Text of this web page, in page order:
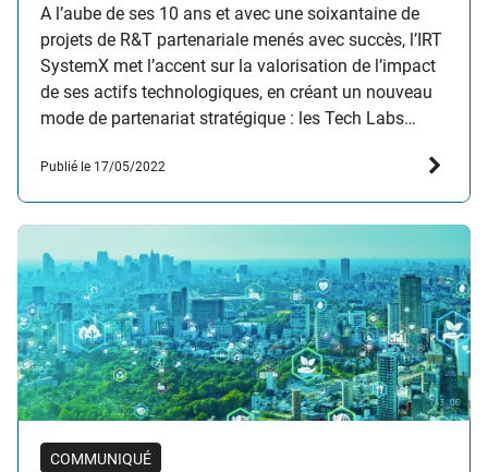
A l’aube de ses 10 ans et avec une soixantaine de
projets de R&T partenariale menés avec succès, l’IRT
SystemX met l’accent sur la valorisation de l’impact
de ses actifs technologiques, en créant un nouveau
mode de partenariat stratégique : les Tech Labs
création des tech labs, un nouveau mode…
Publié le 17/05/2022
COMMUNIQUÉ